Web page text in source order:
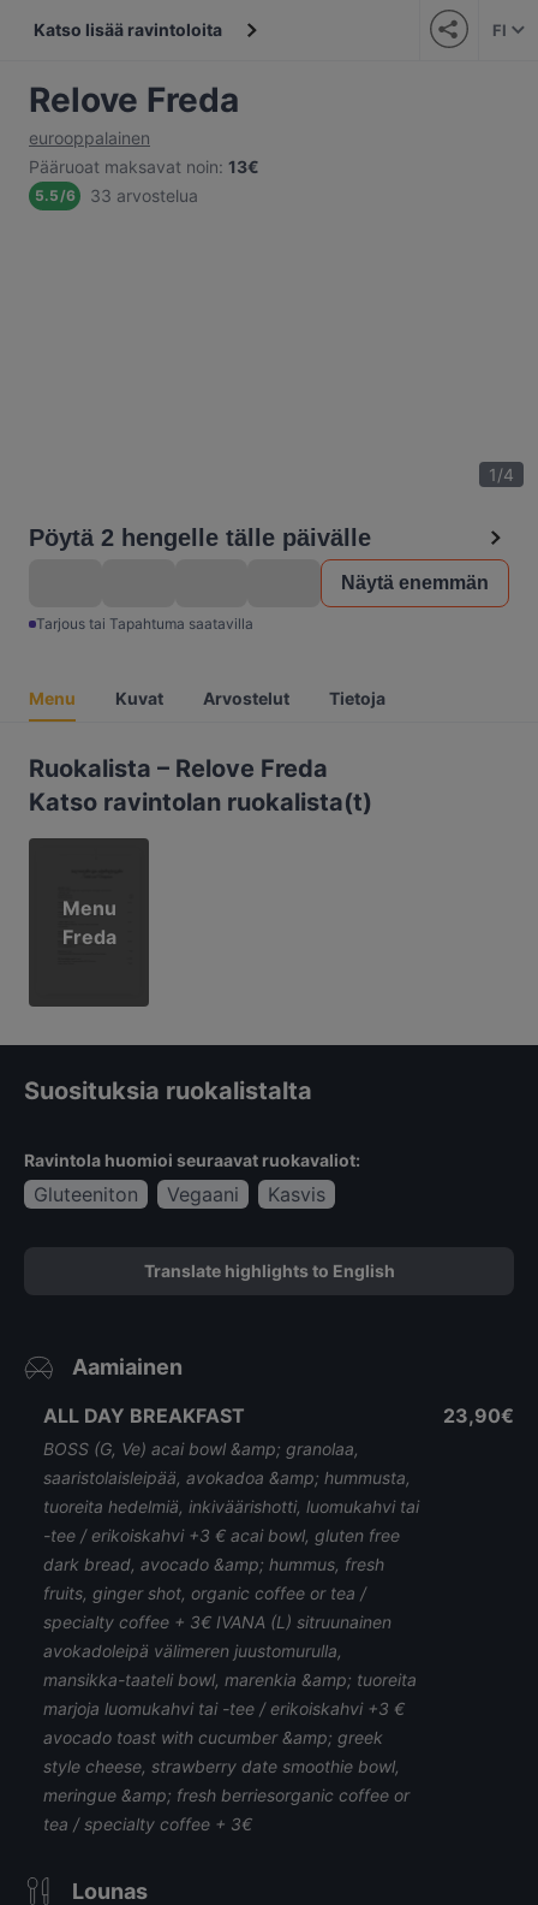
Katso lisää ravintoloita FI
Relove Freda
eurooppalainen
Pääruoat maksavat noin: 13€
5.5/6 33 arvostelua
1/4
Pöytä 2 hengelle tälle päivälle
Näytä enemmän
Tarjous tai Tapahtuma saatavilla
Menu Kuvat Arvostelut Tietoja
Ruokalista – Relove Freda
Katso ravintolan ruokalista(t)
Menu
Freda
Suosituksia ruokalistalta
Ravintola huomioi seuraavat ruokavaliot:
Gluteeniton Vegaani Kasvis
Translate highlights to English
Aamiainen
ALL DAY BREAKFAST
BOSS (G, Ve) acai bowl &amp; granolaa,
saaristolaisleipää, avokadoa &amp; hummusta,
tuoreita hedelmiä, inkiväärishotti, luomukahvi tai
-tee / erikoiskahvi +3 € acai bowl, gluten free
dark bread, avocado &amp; hummus, fresh
fruits, ginger shot, organic coffee or tea /
specialty coffee + 3€ IVANA (L) sitruunainen
avokadoleipä välimeren juustomurulla,
mansikka-taateli bowl, marenkia &amp; tuoreita
marjoja luomukahvi tai -tee / erikoiskahvi +3 €
avocado toast with cucumber &amp; greek
style cheese, strawberry date smoothie bowl,
meringue &amp; fresh berriesorganic coffee or
tea / specialty coffee + 3€
23,90€
Lounas